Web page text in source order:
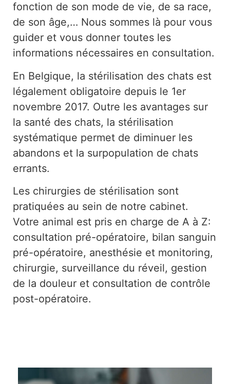
fonction de son mode de vie, de sa race,
de son âge,… Nous sommes là pour vous
guider et vous donner toutes les
informations nécessaires en consultation.
En Belgique, la stérilisation des chats est
légalement obligatoire depuis le 1er
novembre 2017. Outre les avantages sur
la santé des chats, la stérilisation
systématique permet de diminuer les
abandons et la surpopulation de chats
errants.
Les chirurgies de stérilisation sont
pratiquées au sein de notre cabinet.
Votre animal est pris en charge de A à Z:
consultation pré-opératoire, bilan sanguin
pré-opératoire, anesthésie et monitoring,
chirurgie, surveillance du réveil, gestion
de la douleur et consultation de contrôle
post-opératoire.